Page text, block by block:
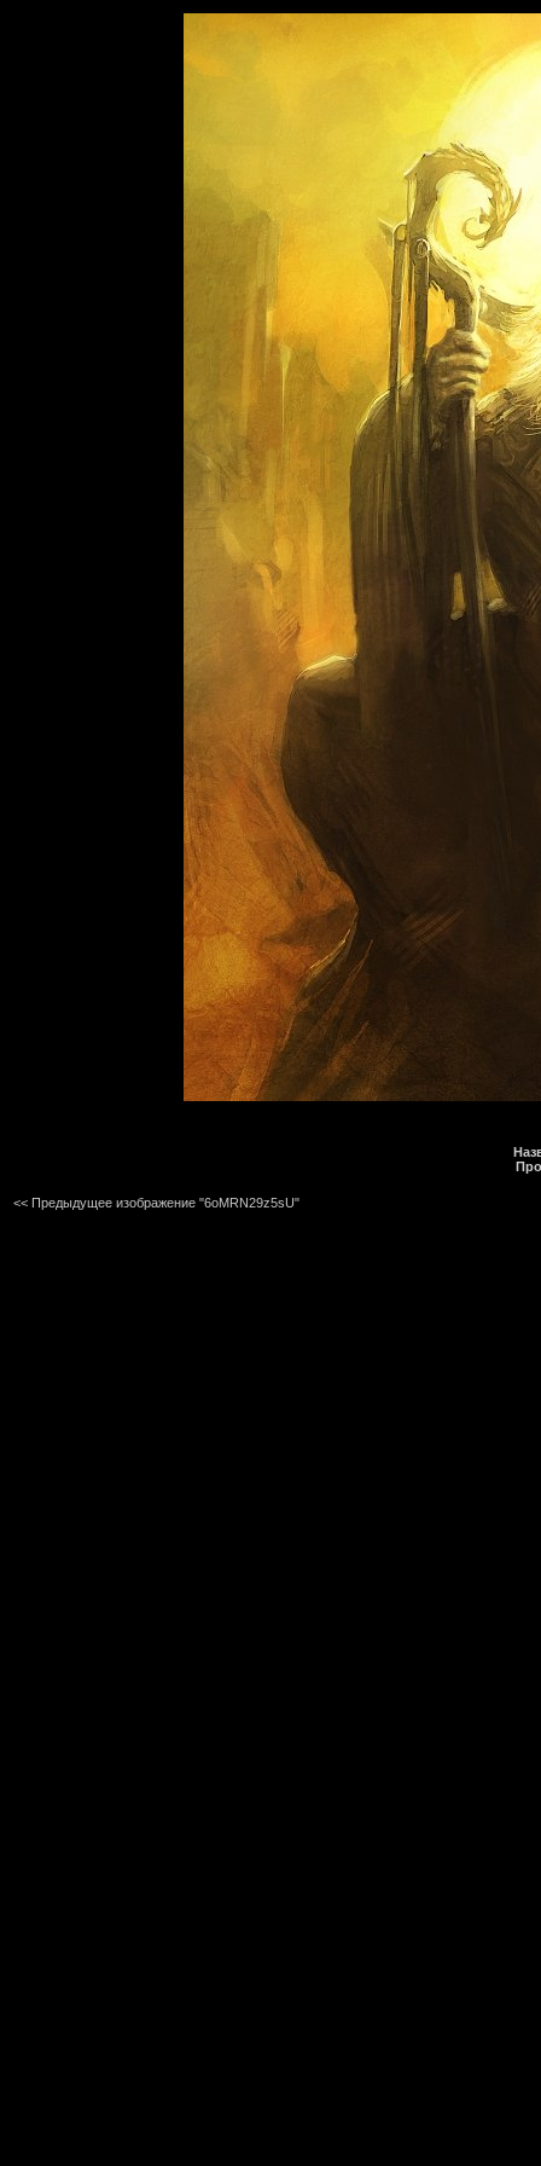
<< Предыдущее изображение "6oMRN29z5sU"